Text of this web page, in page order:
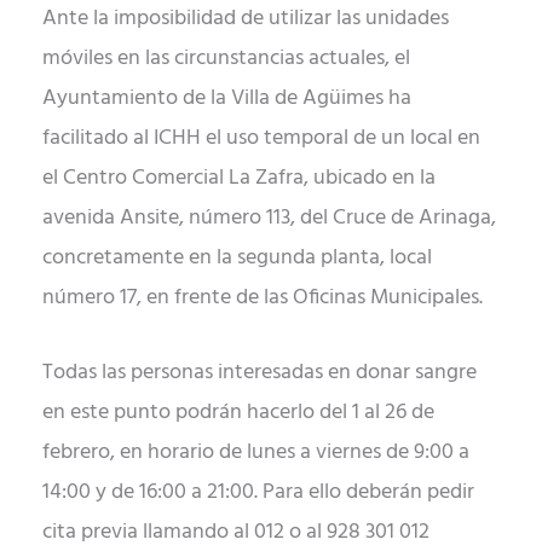
Ante la imposibilidad de utilizar las unidades
móviles en las circunstancias actuales, el
Ayuntamiento de la Villa de Agüimes ha
facilitado al ICHH el uso temporal de un local en
el Centro Comercial La Zafra, ubicado en la
avenida Ansite, número 113, del Cruce de Arinaga,
concretamente en la segunda planta, local
número 17, en frente de las Oficinas Municipales.
Todas las personas interesadas en donar sangre
en este punto podrán hacerlo del 1 al 26 de
febrero, en horario de lunes a viernes de 9:00 a
14:00 y de 16:00 a 21:00. Para ello deberán pedir
cita previa llamando al 012 o al 928 301 012